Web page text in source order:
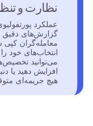
نظارت و
عملکرد
گزارش‌های دقیق
معامله‌گران کپی
انتخاب‌های خود
می‌توانید
افزایش دهید یا
هیچ جریمه‌ای